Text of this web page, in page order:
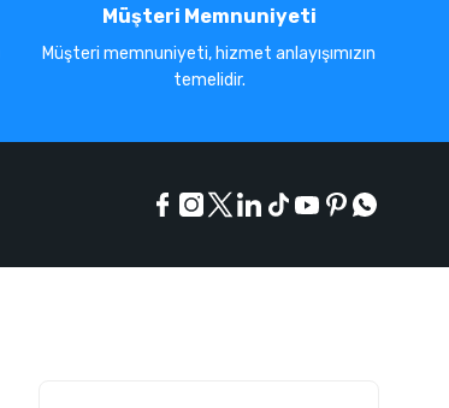
Müşteri Memnuniyeti
Müşteri memnuniyeti, hizmet anlayışımızın
temelidir.